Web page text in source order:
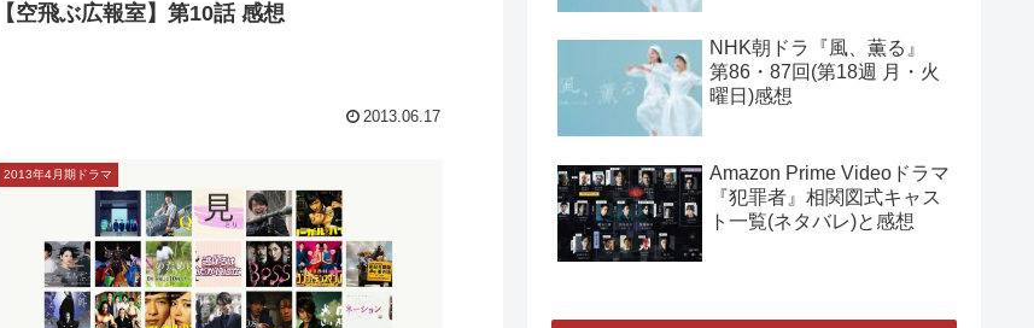
【空飛ぶ広報室】第10話 感想
2013.06.17
2013年4月期ドラマ
NHK朝ドラ『風、薫る』
第86・87回(第18週 月・火
曜日)感想
Amazon Prime Videoドラマ
『犯罪者』相関図式キャス
ト一覧(ネタバレ)と感想